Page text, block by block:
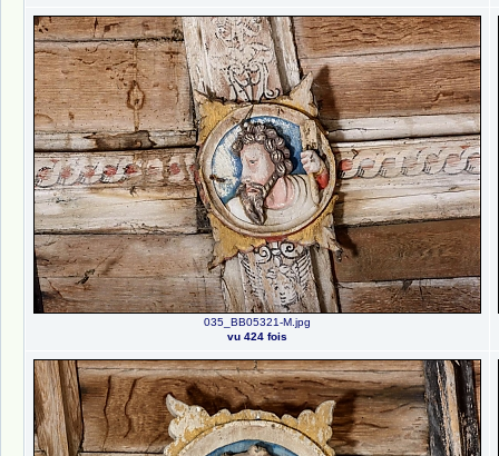
035_BB05321-M.jpg
vu 424 fois